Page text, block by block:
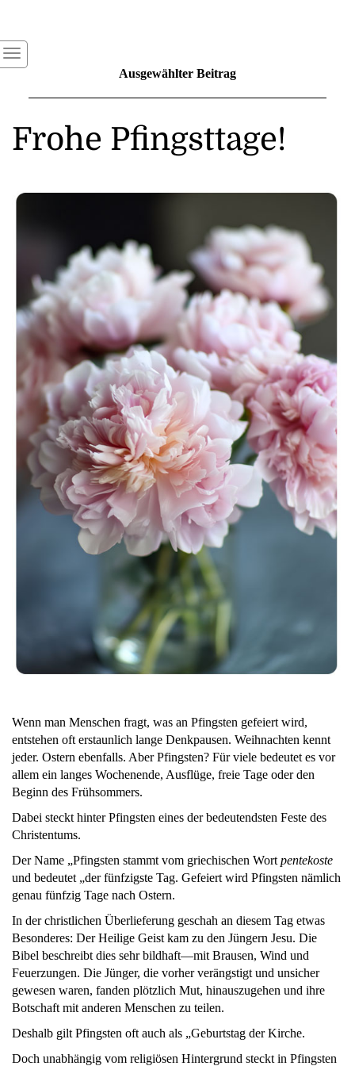
Ausgewählter Beitrag
Frohe Pfingsttage!
Wenn man Menschen fragt, was an Pfingsten gefeiert wird,
entstehen oft erstaunlich lange Denkpausen. Weihnachten kennt
jeder. Ostern ebenfalls. Aber Pfingsten? Für viele bedeutet es vor
allem ein langes Wochenende, Ausflüge, freie Tage oder den
Beginn des Frühsommers.
Dabei steckt hinter Pfingsten eines der bedeutendsten Feste des
Christentums.
Der Name „Pfingsten stammt vom griechischen Wort pentekoste
und bedeutet „der fünfzigste Tag. Gefeiert wird Pfingsten nämlich
genau fünfzig Tage nach Ostern.
In der christlichen Überlieferung geschah an diesem Tag etwas
Besonderes: Der Heilige Geist kam zu den Jüngern Jesu. Die
Bibel beschreibt dies sehr bildhaft—mit Brausen, Wind und
Feuerzungen. Die Jünger, die vorher verängstigt und unsicher
gewesen waren, fanden plötzlich Mut, hinauszugehen und ihre
Botschaft mit anderen Menschen zu teilen.
Deshalb gilt Pfingsten oft auch als „Geburtstag der Kirche.
Doch unabhängig vom religiösen Hintergrund steckt in Pfingsten